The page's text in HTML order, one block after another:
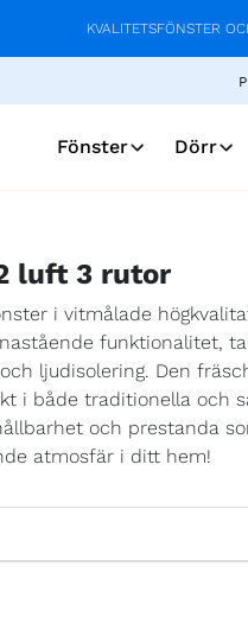
KVALITETSFÖNSTER
Fönster Dörr
luft 3 rutor
i vitmålade
funktionalitet,
ljudisolering. Den
i både traditionella och
och prestanda
atmosfär i ditt hem!